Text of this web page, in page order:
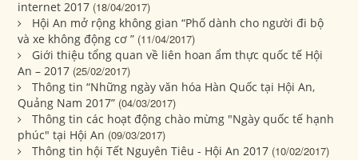
internet 2017 (18/04/2017)
Hội An mở rộng không gian “Phố dành cho người đi bộ
và xe không động cơ ” (11/04/2017)
Giới thiệu tổng quan về liên hoan ẩm thực quốc tế Hội
An – 2017 (25/02/2017)
Thông tin “Những ngày văn hóa Hàn Quốc tại Hội An,
Quảng Nam 2017” (04/03/2017)
Thông tin các hoạt động chào mừng "Ngày quốc tế hạnh
phúc" tại Hội An (09/03/2017)
Thông tin hội Tết Nguyên Tiêu - Hội An 2017 (10/02/2017)